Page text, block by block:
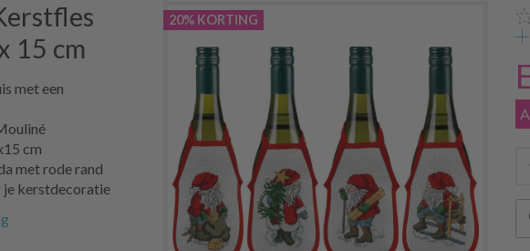
15 cm
met een
cm
met rode rand
je kerstdecoratie
20% KORTING